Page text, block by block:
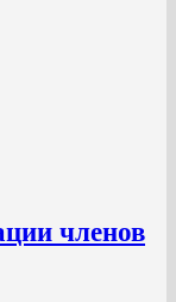
членов